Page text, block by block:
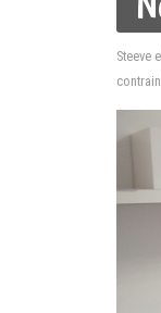
Steeve